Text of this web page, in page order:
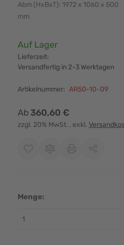
Abm (HxBxT): 1972 x 1060 x 500
mm
Verfügbarkeit:
Auf Lager
Lieferzeit:
Versandfertig in 2-3 Werktagen
Artikelnummer: AR50-10-09
Ab 360,60 €
zzgl. 20% MwSt. , exkl.
Menge: